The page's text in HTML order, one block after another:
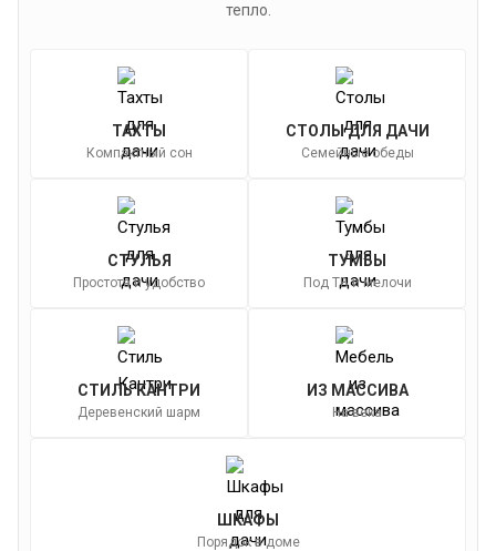
тепло.
ТАХТЫ
Компактный сон
СТОЛЫ ДЛЯ ДАЧИ
Семейные обеды
СТУЛЬЯ
Простота и удобство
ТУМБЫ
Под ТВ и мелочи
СТИЛЬ КАНТРИ
Деревенский шарм
ИЗ МАССИВА
На века
ШКАФЫ
Порядок в доме